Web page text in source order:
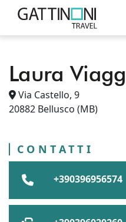
ITALIA
PROVINCIA DI MONZA E
LAURA VIAGGI
Laura
Via Castello, 9
20882 Bellusco (MB)
CONTATTI
+390396956574